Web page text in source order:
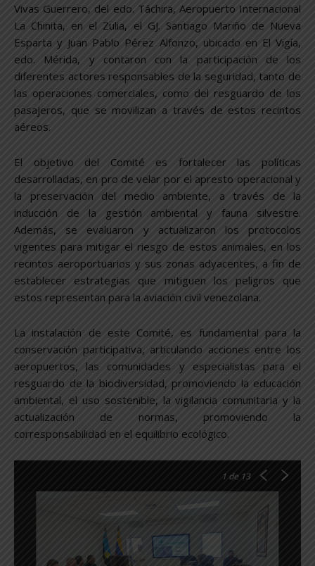
Vivas Guerrero, del edo. Táchira, Aeropuerto Internacional
La Chinita, en el Zulia, el GJ. Santiago Mariño de Nueva
Esparta y Juan Pablo Pérez Alfonzo, ubicado en El Vigía,
edo. Mérida, y contaron con la participación de los
diferentes actores responsables de la seguridad, tanto de
las operaciones comerciales, como del resguardo de los
pasajeros, que se movilizan a través de estos recintos
aéreos.
El objetivo del Comité es fortalecer las políticas
desarrolladas, en pro de velar por el apresto operacional y
la preservación del medio ambiente, a través de la
inducción de la gestión ambiental y fauna silvestre.
Además, se evaluaron y actualizaron los protocolos
vigentes para mitigar el riesgo de estos animales, en los
recintos aeroportuarios y sus zonas adyacentes, a fin de
establecer estrategias que mitiguen los peligros que
estos representan para la aviación civil venezolana.
La instalación de este Comité, es fundamental para la
conservación participativa, articulando acciones entre los
aeropuertos, las comunidades y especialistas para el
resguardo de la biodiversidad, promoviendo la educación
ambiental, el uso sostenible, la vigilancia comunitaria y la
actualización de normas, promoviendo la
corresponsabilidad en el equilibrio ecológico.
1 de 13